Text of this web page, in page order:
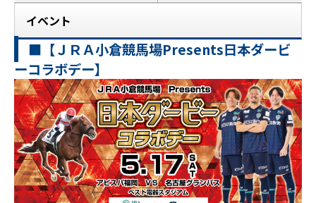
イベント
■【ＪＲＡ小倉競馬場Presents日本ダービ
ーコラボデー】